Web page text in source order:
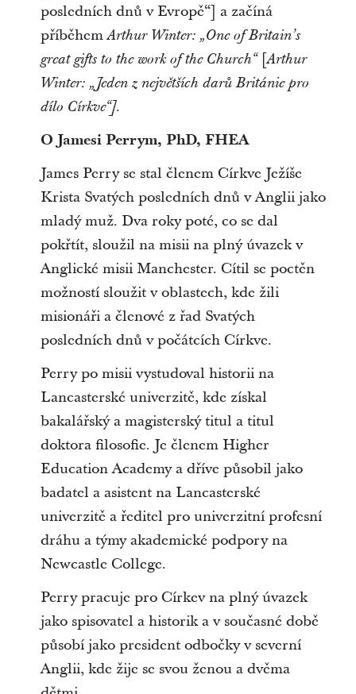
posledních dnů v Evropě“] a začíná
příběhemArthur Winter: „One of Britain’s
great gifts to the work of the Church“[Arthur
Winter: „Jeden z největších darů Británie pro
dílo Církve“].
O Jamesi Perrym, PhD, FHEA
James Perry se stal členem Církve Ježíše
Krista Svatých posledních dnů v Anglii jako
mladý muž. Dva roky poté, co se dal
pokřtít, sloužil na misii na plný úvazek v
Anglické misii Manchester. Cítil se poctěn
možností sloužit v oblastech, kde žili
misionáři a členové z řad Svatých
posledních dnů v počátcích Církve.
Perry po misii vystudoval historii na
Lancasterské univerzitě, kde získal
bakalářský a magisterský titul a titul
doktora filosofie. Je členem Higher
Education Academy a dříve působil jako
badatel a asistent na Lancasterské
univerzitě a ředitel pro univerzitní profesní
dráhu a týmy akademické podpory na
Newcastle College.
Perry pracuje pro Církev na plný úvazek
jako spisovatel a historik a v současné době
působí jako president odbočky v severní
Anglii, kde žije se svou ženou a dvěma